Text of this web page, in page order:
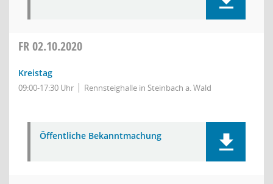
FR02.10.2020
Kreistag
09:00-17:30 Uhr Rennsteighalle in Steinbach a. Wald
Öffentliche Bekanntmachung